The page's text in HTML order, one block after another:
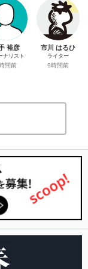
裕彦
ナリスト
間前
市川 はるひ
ライター
9時間前